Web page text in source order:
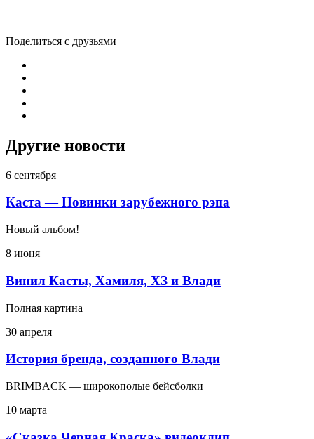
Поделиться с друзьями
Другие новости
6 сентября
Каста — Новинки зарубежного рэпа
Новый альбом!
8 июня
Винил Касты, Хамиля, ХЗ и Влади
Полная картина
30 апреля
История бренда, созданного Влади
BRIMBACK — широкополые бейсболки
10 марта